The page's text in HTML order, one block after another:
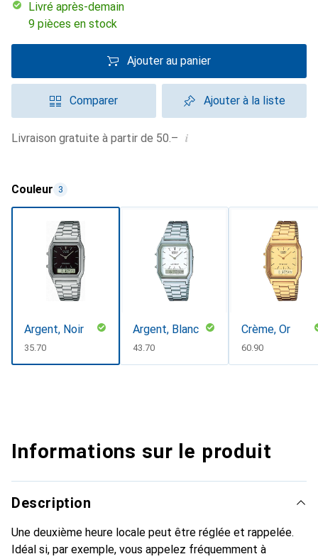
Livré après-demain
9 pièces en stock
Ajouter au panier
Comparer Ajouter à la liste
Livraison gratuite à partir de 50.– i
Couleur 3
Argent, Noir
CHF
35.70
Argent, Blanc
CHF
43.70
Crème, Or
CHF
60.90
Informations sur le produit
Description
Une deuxième heure locale peut être réglée et rappelée.
Idéal si, par exemple, vous appelez fréquemment à